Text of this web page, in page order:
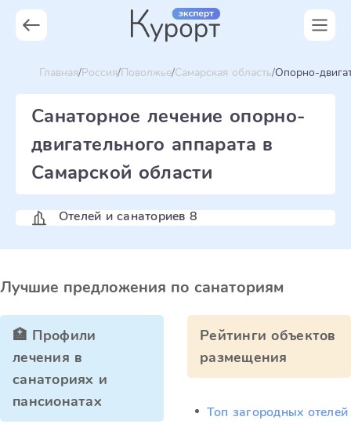
Главная Россия Поволжье Самарская область Опорно-
Санаторное лечение опорно-
двигательного аппарата в
Самарской области
Отелей и санаториев 8
Лучшие предложения по санаториям
🏥 Профили
лечения в
санаториях и
пансионатах
Рейтинги объектов
размещения
Топ загородных отелей